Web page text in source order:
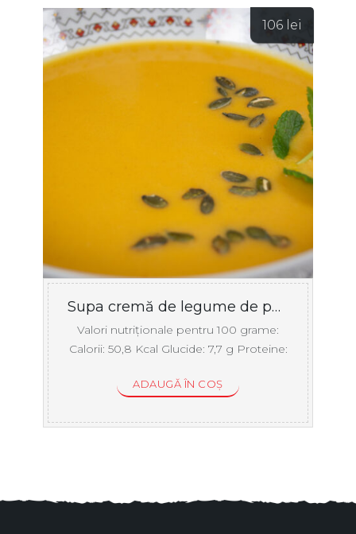
106 lei
Supa cremă de legume de post
Valori nutriționale pentru 100 grame:
Calorii: 50,8 Kcal Glucide: 7,7 g Proteine:
ADAUGĂ ÎN COȘ